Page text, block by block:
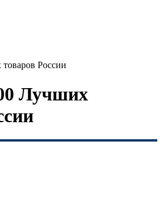
России
Лучших